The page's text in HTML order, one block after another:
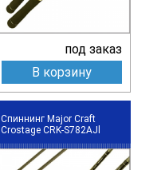
под заказ
В корзину
Спиннинг Major Craft
Crostage CRK-S782AJl